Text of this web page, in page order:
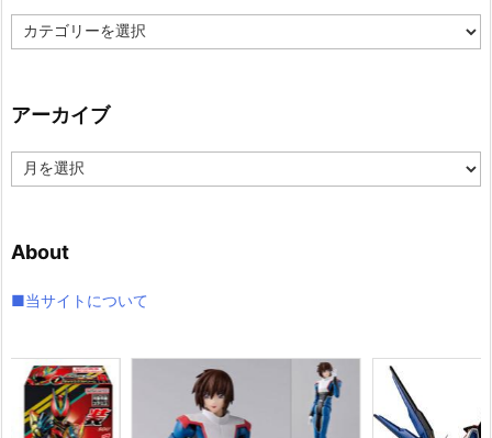
カ
テ
ー
アーカイブ
ー
ブ
About
■当サイトについて